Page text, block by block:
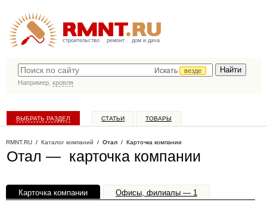
строительство ремонт дом и дача
Искать
везде
Например, кровля
ВЫБРАТЬ РАЗДЕЛ СТАТЬИ ТОВАРЫ
RMNT.RU / Каталог компаний / Отал / Карточка компании
Отал — карточка компании
Карточка компании Офисы, филиалы — 1